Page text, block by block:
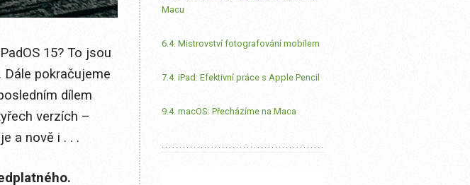
15? To jsou
pokračujeme
dílem
verzích –
a nově i . . .
Macu
6.4. Mistrovství fotografování mobilem
7.4. iPad: Efektivní práce s Apple Pencil
9.4. macOS: Přecházíme na Maca